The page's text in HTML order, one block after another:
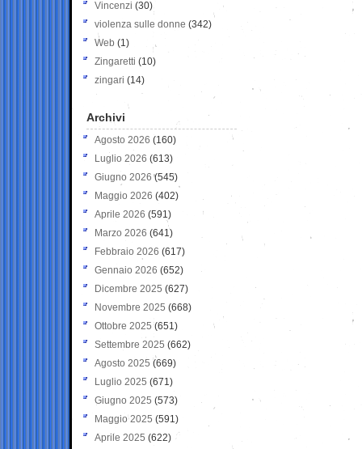
Vincenzi (30)
violenza sulle donne (342)
Web (1)
Zingaretti (10)
zingari (14)
Archivi
Agosto 2026 (160)
Luglio 2026 (613)
Giugno 2026 (545)
Maggio 2026 (402)
Aprile 2026 (591)
Marzo 2026 (641)
Febbraio 2026 (617)
Gennaio 2026 (652)
Dicembre 2025 (627)
Novembre 2025 (668)
Ottobre 2025 (651)
Settembre 2025 (662)
Agosto 2025 (669)
Luglio 2025 (671)
Giugno 2025 (573)
Maggio 2025 (591)
Aprile 2025 (622)